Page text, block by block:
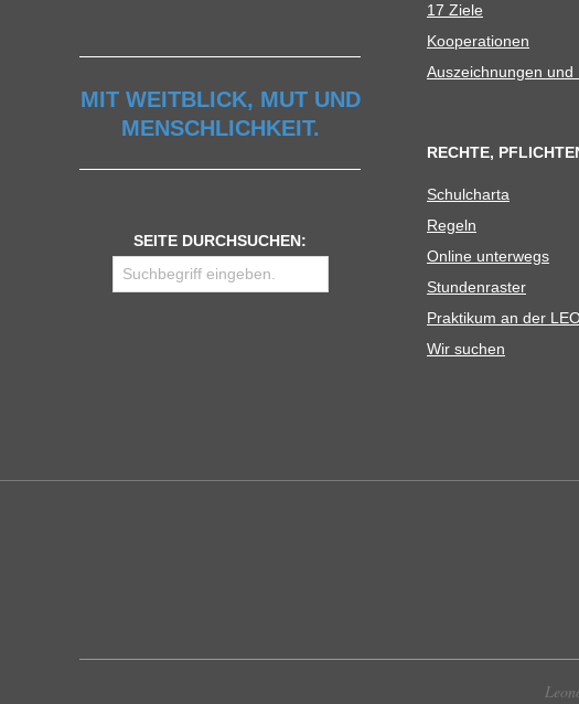
MIT WEITBLICK, MUT UND
MENSCHLICHKEIT.
SEITE DURCHSUCHEN:
17 Ziele
Koope­ra­tio­nen
Aus­zeich­nun­gen und
RECHTE,
Schul­charta
Regeln
Online unter­wegs
Stun­den­ras­ter
Prak­ti­kum an der
Wir suchen